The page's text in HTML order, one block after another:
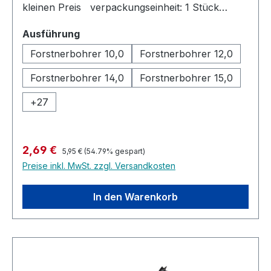
kleinen Preis verpackungseinheit: 1 Stück
Ausführungauswählen
Forstnerbohrer 10,0
Forstnerbohrer 12,0
Forstnerbohrer 14,0
Forstnerbohrer 15,0
+27
Verkaufspreis:
2,69 € Regulärer Preis:
5,95 € (54.79% gespart)
Preise inkl. MwSt. zzgl. Versandkosten
In den Warenkorb